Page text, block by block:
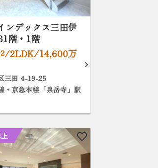
ンデックス三田伊
階・1階
2LDK/14,600万
三田 4-19-25
・京急本線「泉岳寺」駅